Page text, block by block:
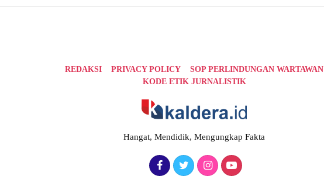
REDAKSI PRIVACY POLICY
SOP PERLINDUNGAN WARTAWAN
KODE ETIK JURNALISTIK
Hangat, Mendidik, Mengungkap Fakta